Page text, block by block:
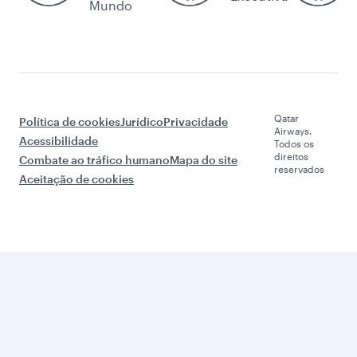
Mundo
Política de cookiesJurídicoPrivacidade
Acessibilidade
Combate ao tráfico humanoMapa do site
Aceitação de cookies
Qatar
Airways.
Todos os
direitos
reservados